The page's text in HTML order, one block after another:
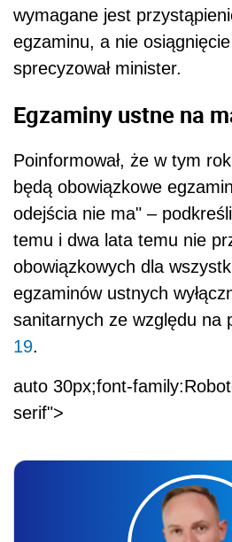
wymagane jest
egzaminu, a nie
sprecyzował minister.
Egzaminy ustne na
Poinformował, że w tym
będą obowiązkowe
odejścia nie ma" –
temu i dwa lata temu nie
obowiązkowych dla
egzaminów ustnych
sanitarnych ze względu na
19.
auto 30px;font-
serif">